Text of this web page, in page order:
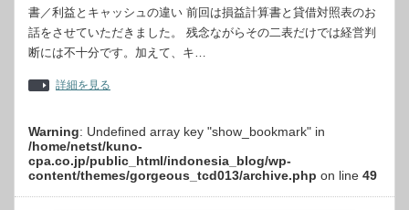
書／利益とキャッシュの違い 前回は損益計算書と貸借対照表のお
話をさせていただきました。 残念ながらその二表だけでは経営判
断には不十分です。加えて、キ…
詳細を見る
Warning: Undefined array key "show_bookmark" in
/home/netst/kuno-
cpa.co.jp/public_html/indonesia_blog/wp-
content/themes/gorgeous_tcd013/archive.php on line 49